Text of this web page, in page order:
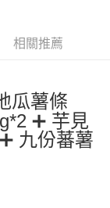
AFTEE先享後付」
。
，可透過四大超商／
成。
取消訂單，請聯絡
示為準，若有關於
相關推薦
瓜薯條
➕ 芋見
➕ 九份蕃薯